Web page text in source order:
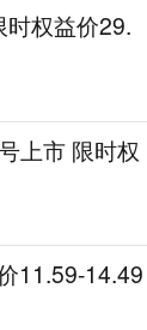
权益价29.
上市 限时权
11.59-14.49